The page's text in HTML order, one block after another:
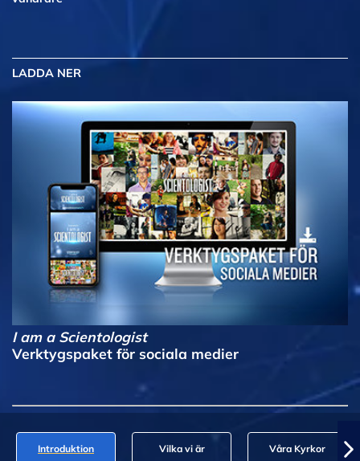
LADDA NER
I am a Scientologist
Verktygspaket för sociala medier
Introduktion Vilka vi är Våra Kyrkor